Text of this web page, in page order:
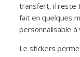
transfert, il reste
fait en quelques
personnalisable à
Le stickers